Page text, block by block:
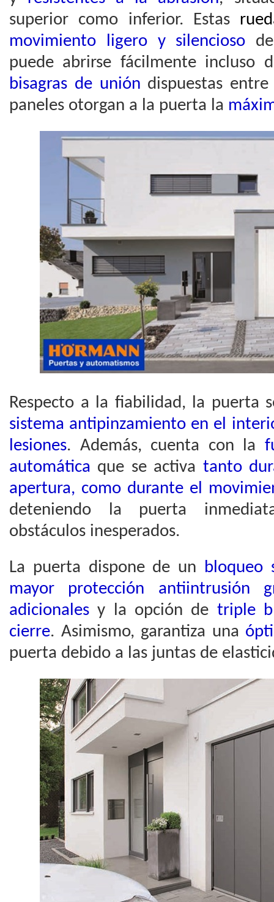
superior como inferior. Estas
movimiento ligero y silencioso
puede abrirse fácilmente incluso
bisagras de unión dispuestas
paneles otorgan a la puerta la
Respecto a la fiabilidad, la puerta
sistema antipinzamiento en el
lesiones. Además, cuenta con la
automática que se activa tanto
apertura, como durante el
deteniendo la puerta
obstáculos inesperados.
La puerta dispone de un bloqueo
mayor protección antiintrusión
adicionales y la opción de triple
cierre. Asimismo, garantiza una
puerta debido a las juntas de